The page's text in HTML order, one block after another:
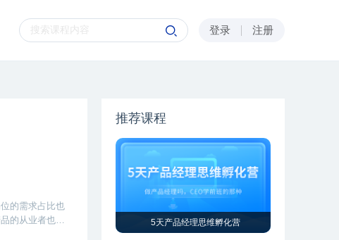
登录 注册
的需求占比也
的从业者也逐
推荐课程
5天产品经理思维孵化营